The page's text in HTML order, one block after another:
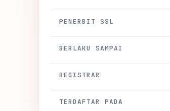
PENERBIT SSL
BERLAKU SAMPAI
REGISTRAR
TERDAFTAR PADA